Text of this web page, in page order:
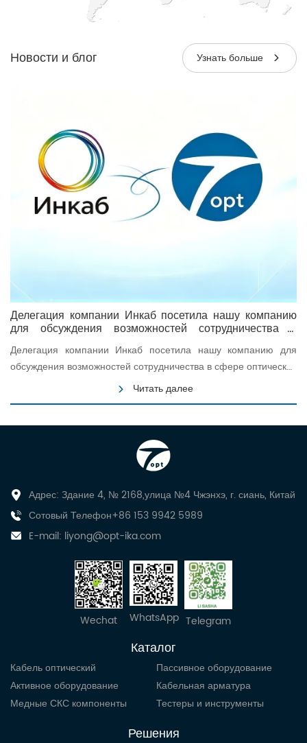
Новости и блог Узнать больше
Делегация компании Инкаб посетила нашу компанию
для обсуждения возможностей сотрудничества в
Делегация компании Инкаб посетила нашу компанию для
обсуждения возможностей сотрудничества в сфере оптических
Читать далее
Адрес: Здание 4, № 2168,улица №4 Чжэнхэ, г. сиань, Китай
Сотовый Телефон+86 153 9942 5989
E-mail: liyong@opt-ika.com
Wechat WhatsApp Telegram
Каталог
Кабель оптический
Пассивное оборудование
Активное оборудование
Кабельная арматура
Медные СКС компоненты
Тестеры и инструменты
Решения